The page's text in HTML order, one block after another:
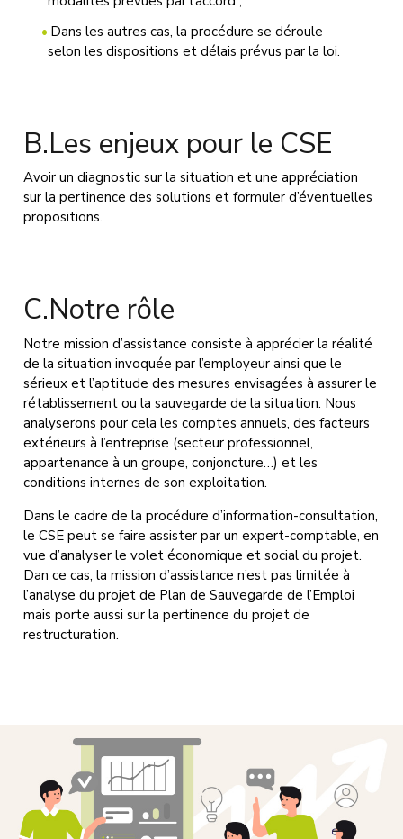
Dans les autres cas, la procédure se déroule
selon les dispositions et délais prévus par la loi.
B.Les enjeux pour le CSE
Avoir un diagnostic sur la situation et une appréciation
sur la pertinence des solutions et formuler d’éventuelles
propositions.
C.Notre rôle
Notre mission d’assistance consiste à apprécier la réalité
de la situation invoquée par l’employeur ainsi que le
sérieux et l’aptitude des mesures envisagées à assurer le
rétablissement ou la sauvegarde de la situation. Nous
analyserons pour cela les comptes annuels, des facteurs
extérieurs à l’entreprise (secteur professionnel,
appartenance à un groupe, conjoncture…) et les
conditions internes de son exploitation.
Dans le cadre de la procédure d’information-consultation,
le CSE peut se faire assister par un expert-comptable, en
vue d’analyser le volet économique et social du projet.
Dan ce cas, la mission d’assistance n’est pas limitée à
l’analyse du projet de Plan de Sauvegarde de l’Emploi
mais porte aussi sur la pertinence du projet de
restructuration.